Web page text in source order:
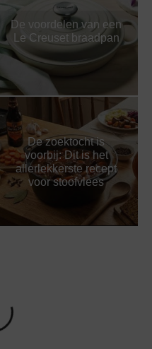
De voordelen van een
Le Creuset braadpan
De zoektocht is
voorbij: Dit is het
allerlekkerste recept
voor stoofvlees